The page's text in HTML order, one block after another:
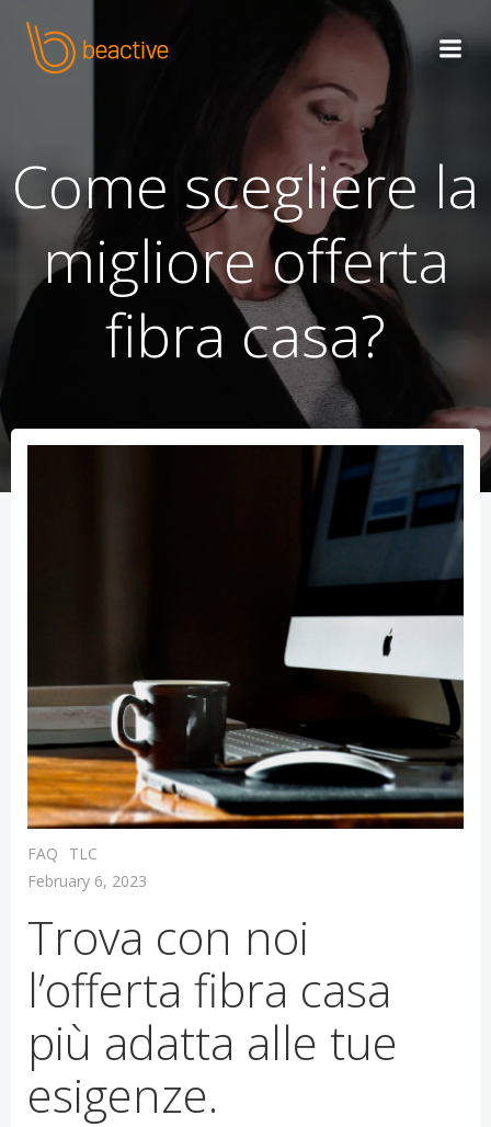
content
Come scegliere la
migliore offerta
fibra casa?
FAQ
TLC
February 6, 2023
Trova con noi
l’offerta fibra casa
più adatta alle tue
esigenze.